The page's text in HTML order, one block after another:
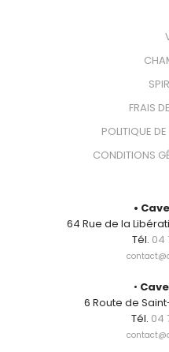
FRAIS
POLITIQUE
CONDITIONS
•
64 Rue de la
Tél. 04
•
6 Route de
Tél. 04